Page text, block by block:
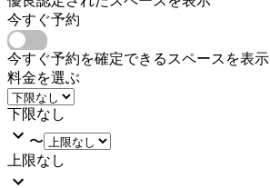
今すぐ予約
今すぐ予約を確定できるスペースを表示
料金を選ぶ
下限なし
〜
上限なし